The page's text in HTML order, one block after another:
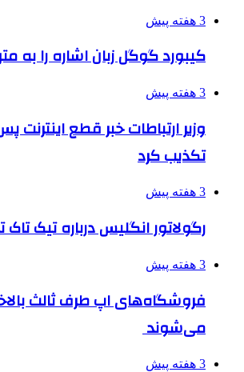
3 هفته پیش
کیبورد گوگل زبان اشاره را به
3 هفته پیش
وزیر ارتباطات خبر قطع اینترنت
تکذیب کرد
3 هفته پیش
رگولاتور انگلیس درباره تیک
3 هفته پیش
فروشگاه‌های اپ طرف ثالث
می‌شوند
3 هفته پیش